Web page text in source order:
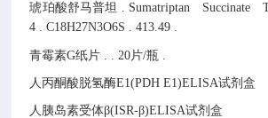
琥珀酸舒马普坦 . Sumatriptan Succinate
4 . C18H27N3O6S . 413.49 .
青霉素G纸片 . . 20片/瓶 .
人丙酮酸脱氢酶E1(PDH E1)ELISA试剂盒
人胰岛素受体β(ISR-β)ELISA试剂盒